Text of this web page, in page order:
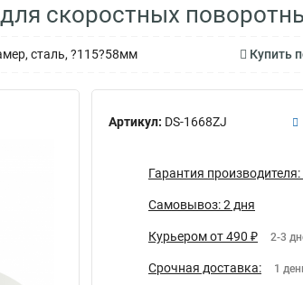
скоростных
сталь, ?115?58мм Купить
Артикул: DS-1668ZJ
Гарантия производителя:
Самовывоз: 2 дня
Курьером от 490 ₽ 2-3
Срочная доставка: 1